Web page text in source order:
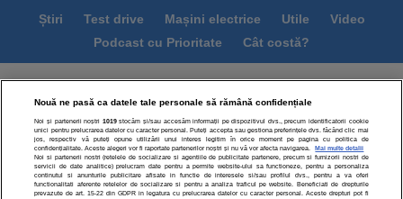
Știri Test drive Mașini electrice Utile
Video
Podcast cu Prioritate
Cât costă?
Termeni si conditii
Politica de confidentialitate
Politica de cookies
Echipa editorială
Contact
Modifică Setările
Nouă ne pasă ca datele tale personale să rămână confidențiale
Noi și partenerii noștri 1019stocăm și/sau accesăm informații pe dispozitivul dvs., precum identificatorii cookie
unici pentru prelucrarea datelor cu caracter personal. Puteți accepta sau gestiona preferințele dvs. făcând clic mai
jos, respectiv vă puteți opune utilizării unui interes legitim în orice moment pe pagina cu politica de
confidențialitate. Aceste alegeri vor fi raportate partenerilor noștri și nu vă vor afecta navigarea.
Mai multe detalii
Noi si partenerii nostri (retelele de socializare si agentiile de publicitate partenere, precum si furnizorii nostri de
servicii de date analitice) prelucram date pentru a permite website-ului sa functioneze, pentru a personaliza
continutul si anunturile publicitare afisate in functie de interesele si/sau profilul dvs., pentru a va oferi
functionalitati aferente retelelor de socializare si pentru a analiza traficul pe website. Beneficiati de drepturile
prevazute de art. 15-22 din GDPR in legatura cu prelucrarea datelor cu caracter personal. Aceste drepturi pot fi